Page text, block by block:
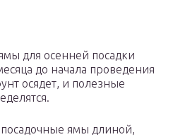
для осенней посадки
до начала проведения
осядет, и полезные
ямы длиной,